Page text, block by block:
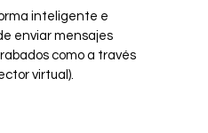
inteligente e
enviar mensajes
como a través
virtual).